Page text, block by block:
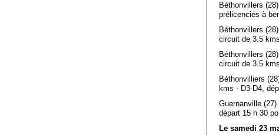
Béthonvillers
prélicenciés à
Béthonvillers
circuit de 3.5
Béthonvillers
circuit de 3.5
Béthonvilliers
kms - D3-D4,
Guernanville
départ 15 h 30
Le samedi 23